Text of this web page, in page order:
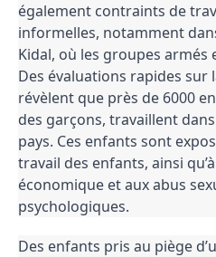
également contraints de
informelles, notamment
Kidal, où les groupes
Des évaluations rapides sur
révèlent que près de 6000
des garçons, travaillent
pays. Ces enfants sont
travail des enfants, ainsi
économique et aux abus
psychologiques.
Des enfants pris au piège